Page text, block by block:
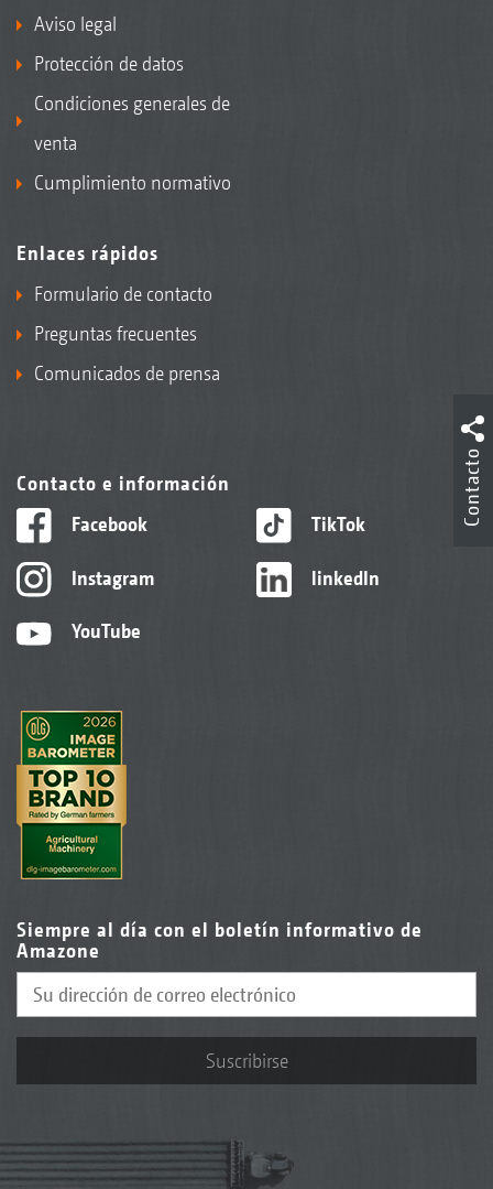
Aviso legal
Protección de datos
Condiciones generales de
venta
Cumplimiento normativo
Enlaces rápidos
Formulario de contacto
Preguntas frecuentes
Comunicados de prensa
Contacto e información
Facebook
Instagram
YouTube
TikTok
linkedIn
Siempre al día con el boletín informativo de
Amazone
Suscribirse
Contacto